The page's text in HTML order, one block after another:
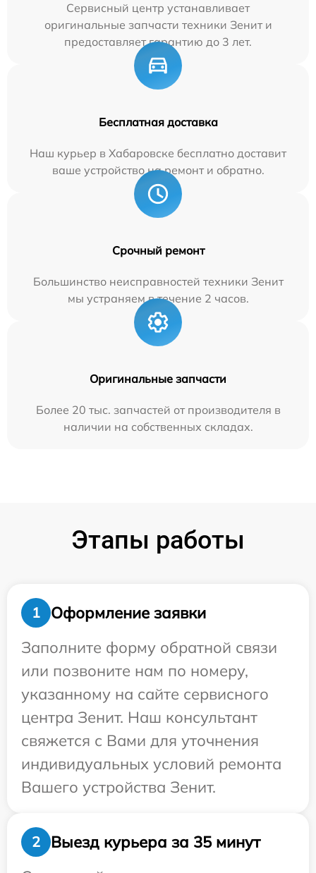
Сервисный центр устанавливает
оригинальные запчасти техники Зенит и
предоставляет гарантию до 3 лет.
Бесплатная доставка
Наш курьер в Хабаровске бесплатно доставит
ваше устройство на ремонт и обратно.
Срочный ремонт
Большинство неисправностей техники Зенит
мы устраняем в течение 2 часов.
Оригинальные запчасти
Более 20 тыс. запчастей от производителя в
наличии на собственных складах.
Этапы работы
1
Оформление заявки
Заполните форму обратной связи
или позвоните нам по номеру,
указанному на сайте сервисного
центра Зенит. Наш консультант
свяжется с Вами для уточнения
индивидуальных условий ремонта
Вашего устройства Зенит.
2
Выезд курьера за 35 минут